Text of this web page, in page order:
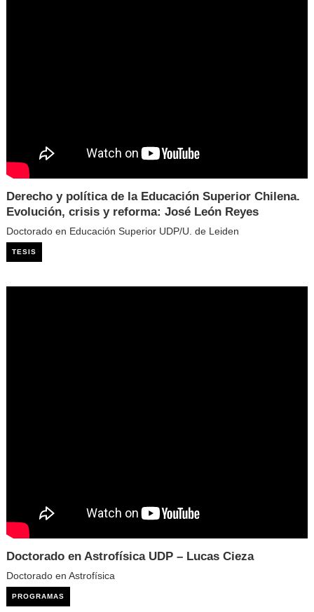
Derecho y política de la Educación Superior Chilena.
Evolución, crisis y reforma: José León Reyes
Doctorado en Educación Superior UDP/U. de Leiden
TESIS
Doctorado en Astrofísica UDP – Lucas Cieza
Doctorado en Astrofísica
PROGRAMAS